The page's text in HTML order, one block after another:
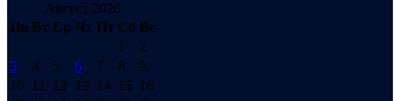
Август 2026
Пн Вт Ср Чт Пт Сб Вс
1
2
3
4 5 6 7 8
9
10
11 12 13 14 15
16